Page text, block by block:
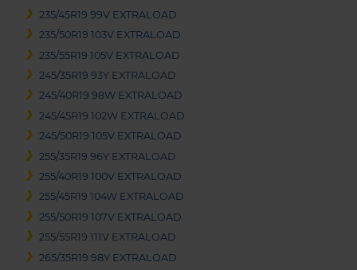
235/45R19 99V EXTRALOAD
235/50R19 103V EXTRALOAD
235/55R19 105V EXTRALOAD
245/35R19 93Y EXTRALOAD
245/40R19 98W EXTRALOAD
245/45R19 102W EXTRALOAD
245/50R19 105V EXTRALOAD
255/35R19 96Y EXTRALOAD
255/40R19 100V EXTRALOAD
255/45R19 104W EXTRALOAD
255/50R19 107V EXTRALOAD
255/55R19 111V EXTRALOAD
265/35R19 98Y EXTRALOAD